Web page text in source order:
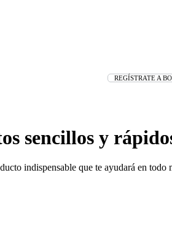
REGÍSTRATE A
sencillos y
indispensable que te ayudará en todo